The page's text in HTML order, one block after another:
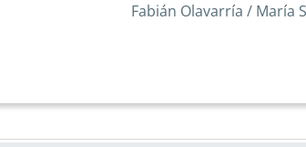
Fabián Olavarría / María